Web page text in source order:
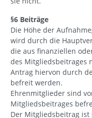
§6 Beiträge
Die Höhe der
wird durch die
die aus finanziellen
des Mitgliedsbeitrages
Antrag hiervon durch
befreit werden.
Ehrenmitglieder sind
Mitgliedsbeitrages
Der Mitgliedsbeitrag